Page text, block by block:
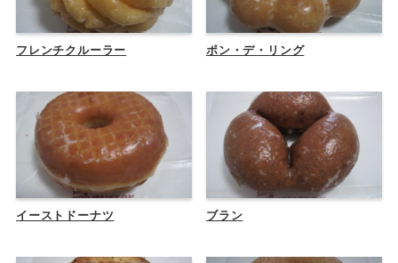
フレンチクルーラー ポン・デ・リング
イーストドーナツ ブラン